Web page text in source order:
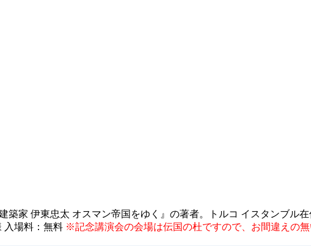
築家 伊東忠太 オスマン帝国をゆく』の著者。トルコ イスタンブル
入場料：無料 ※記念講演会の会場は伝国の杜ですので、お間違えの無